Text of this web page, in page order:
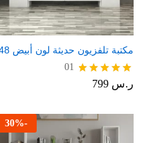
مكتبة تلفزيون حديثة لون أبيض 48
تم التقييم
01
ر.س
-
30%